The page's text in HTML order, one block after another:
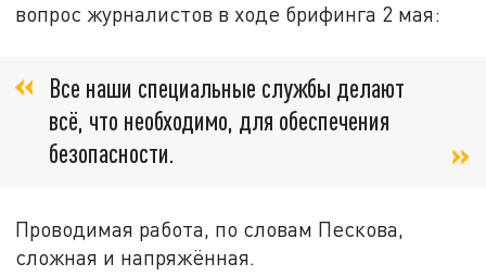
вопрос журналистов в ходе брифинга 2 мая:
Все наши специальные службы делают
всё, что необходимо, для обеспечения
безопасности.
Проводимая работа, по словам Пескова,
сложная и напряжённая.